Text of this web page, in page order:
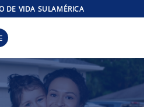
DE VIDA SULAMÉRICA